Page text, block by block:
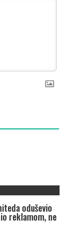
oduševio
reklamom, ne